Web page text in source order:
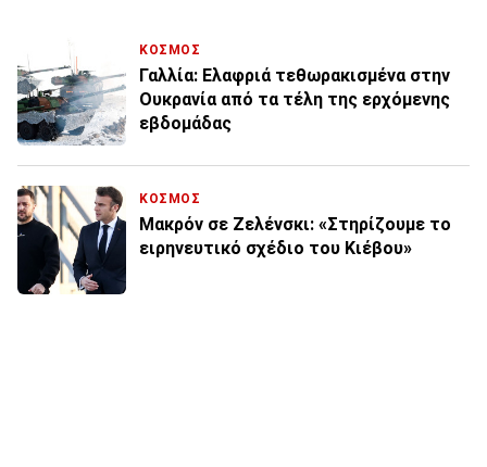
ΚΟΣΜΟΣ
Γαλλία: Ελαφριά τεθωρακισμένα στην
Ουκρανία από τα τέλη της ερχόμενης
εβδομάδας
ΚΟΣΜΟΣ
Μακρόν σε Ζελένσκι: «Στηρίζουμε το
ειρηνευτικό σχέδιο του Κιέβου»